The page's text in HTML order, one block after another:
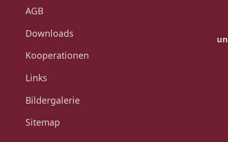
AGB
Downloads
Kooperationen
Links
Bildergalerie
Sitemap